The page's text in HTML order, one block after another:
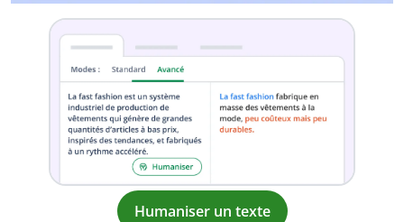
Humaniser un texte